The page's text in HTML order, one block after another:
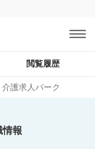
閲覧履歴
護求人パーク
情報